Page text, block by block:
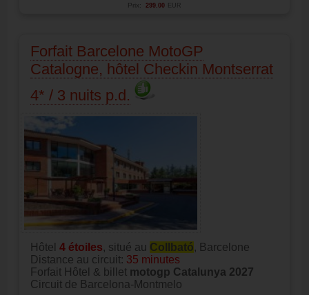
Prix: 299.00 EUR
Forfait Barcelone MotoGP
Catalogne, hôtel Checkin Montserrat
4* / 3 nuits p.d.
Hôtel 4 étoiles, situé au Collbató, Barcelone
Distance au circuit: 35 minutes
Forfait Hôtel & billet motogp Catalunya 2027
Circuit de Barcelona-Montmelo